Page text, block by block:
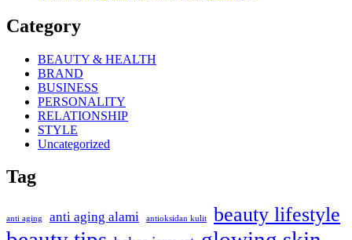
Category
BEAUTY & HEALTH
BRAND
BUSINESS
PERSONALITY
RELATIONSHIP
STYLE
Uncategorized
Tag
anti aging anti aging alami antioksidan kulit beauty lifestyle